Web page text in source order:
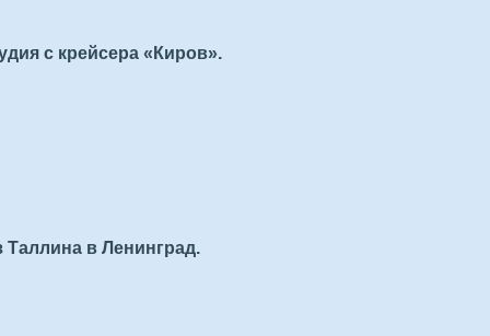
с крейсера «Киров».
Таллина в Ленинград.